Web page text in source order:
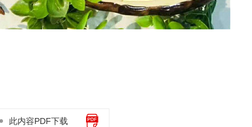
此内容PDF下载